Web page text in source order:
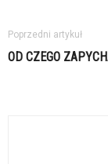
Poprzedni artykuł
OD CZEGO